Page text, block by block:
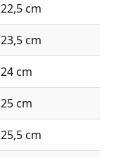
22,5 cm
23,5 cm
24 cm
25 cm
25,5 cm